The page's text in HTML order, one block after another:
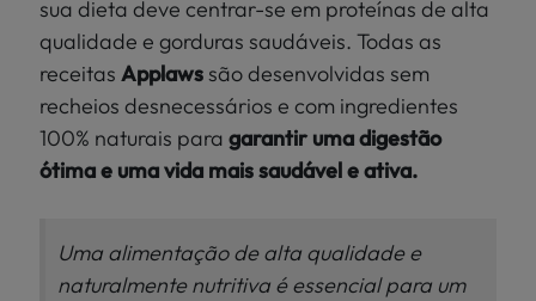
sua dieta deve centrar-se em proteínas de alta
qualidade e gorduras saudáveis. Todas as
receitas Applawssão desenvolvidas sem
recheios desnecessários e com ingredientes
100% naturais para garantir uma digestão
ótima e umavida mais saudável e ativa.
Uma alimentação de alta qualidade e
naturalmente nutritiva é essencial para um